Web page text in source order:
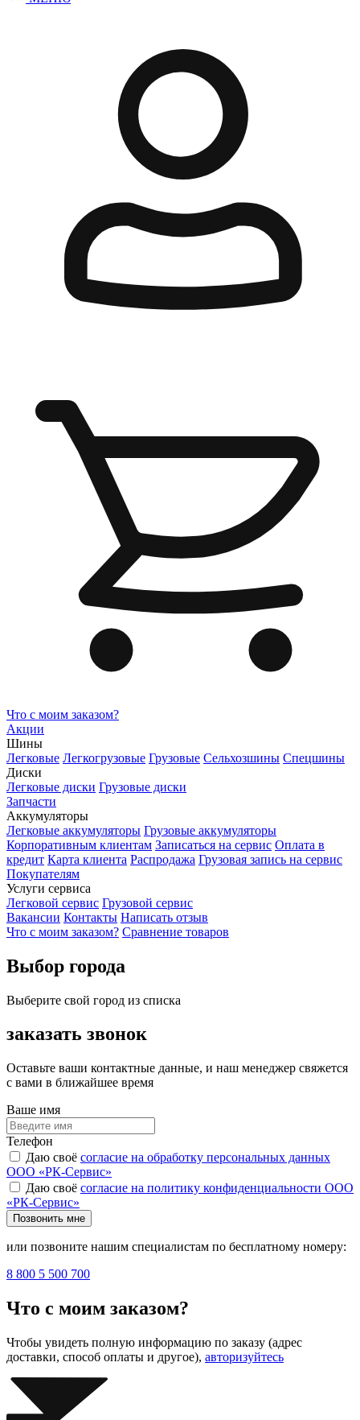
Что с моим заказом?
Акции
Шины
Легковые Легкогрузовые Грузовые Сельхозшины Спецшины
Диски
Легковые диски Грузовые диски
Запчасти
Аккумуляторы
Легковые аккумуляторы Грузовые аккумуляторы
Корпоративным клиентам Записаться на сервис Оплата в
кредит Карта клиента Распродажа Грузовая запись на сервис
Покупателям
Услуги сервиса
Легковой сервис Грузовой сервис
Вакансии Контакты Написать отзыв
Что с моим заказом? Сравнение товаров
Выбор города
Выберите свой город из списка
заказать звонок
Оставьте ваши контактные данные, и наш менеджер свяжется
с вами в ближайшее время
Ваше имя
Телефон
Даю своё согласие на обработку персональных данных
ООО «РК-Сервис»
Даю своё согласие на политику конфиденциальности ООО
«РК-Сервис»
Позвонить мне
или позвоните нашим специалистам по бесплатному номеру:
8 800 5 500 700
Что с моим заказом?
Чтобы увидеть полную информацию по заказу (адрес
доставки, способ оплаты и другое), авторизуйтесь